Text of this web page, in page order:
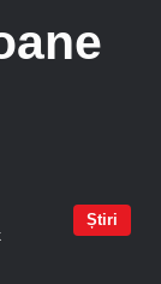
Știri